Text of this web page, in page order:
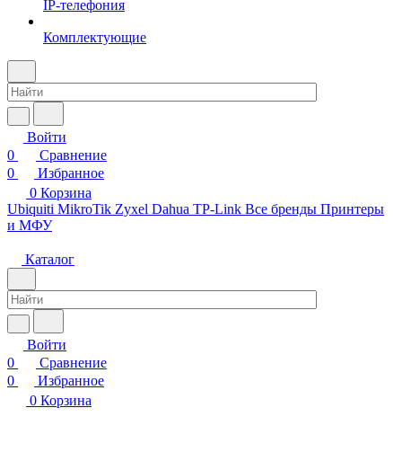
IP-телефония
Комплектующие
Войти
0
Сравнение
0
Избранное
0 Корзина
Ubiquiti MikroTik Zyxel Dahua TP-Link Все бренды Принтеры
и МФУ
Каталог
Войти
0
Сравнение
0
Избранное
0 Корзина